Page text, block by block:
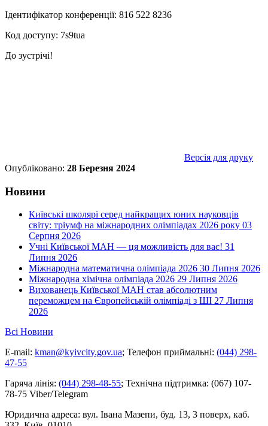
Ідентифікатор конференції: 816 522 8236
Код доступу: 7s9tua
До зустрічі!
Версія для друку
Опубліковано: 28 Березня 2024
Новини
Київські школярі серед найкращих юних науковців
світу: тріумф на міжнародних олімпіадах 2026 року 03
Серпня 2026
Учні Київської МАН — ця можливість для вас! 31
Липня 2026
Міжнародна математична олімпіада 2026 30 Липня 2026
Міжнародна хімічна олімпіада 2026 29 Липня 2026
Вихованець Київської МАН став абсолютним
переможцем на Європейській олімпіаді з ШІ 27 Липня
2026
Всі Новини
E-mail: kman@kyivcity.gov.ua; Телефон приймальні: (044) 298-
47-55
Гаряча лінія: (044) 298-48-55; Технічна підтримка: (067) 107-
78-75 Viber/Telegram
Юридична адреса: вул. Івана Мазепи, буд. 13, 3 поверх, каб.